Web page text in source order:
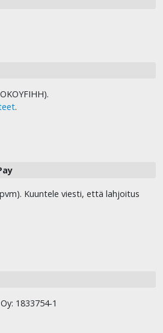
.
Kuuntele viesti, että lahjoitus
1833754-1